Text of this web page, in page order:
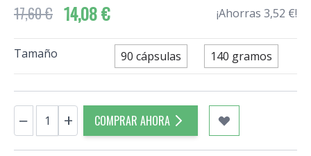
17,60 € 14,08 € ¡Ahorras 3,52 €!
Tamaño 90 cápsulas 140 gramos
Cantidad
− + COMPRAR AHORA